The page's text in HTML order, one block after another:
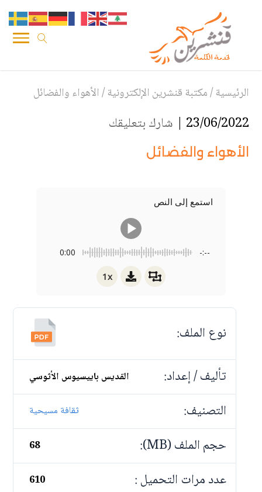
الرئيسية/مكتبة قنشرين الإلكترونية/الأهواء والفضائل
23/06/2022 | شارك بتعليقك
الأهواء والفضائل
استمع إلى النص
0:00 -:--
1x
نوع الملف:
تأليف / إعداد:
القديس باييسيوس الأثوسي
التصنيف: ثقافة مسيحية
حجم الملف (MB): 68
عدد مرات التحميل : 610